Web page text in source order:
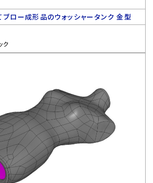
ロー成形品のウォッシャータンク 金型
ク